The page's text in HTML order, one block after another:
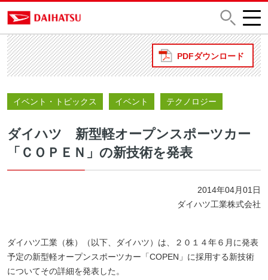
PDFダウンロード
イベント・トピックス イベント テクノロジー
ダイハツ 新型軽オープンスポーツカー
「ＣＯＰＥＮ」の新技術を発表
2014年04月01日
ダイハツ工業株式会社
ダイハツ工業（株）（以下、ダイハツ）は、２０１４年６月に発表
予定の新型軽オープンスポーツカー「COPEN」に採用する新技術
についてその詳細を発表した。